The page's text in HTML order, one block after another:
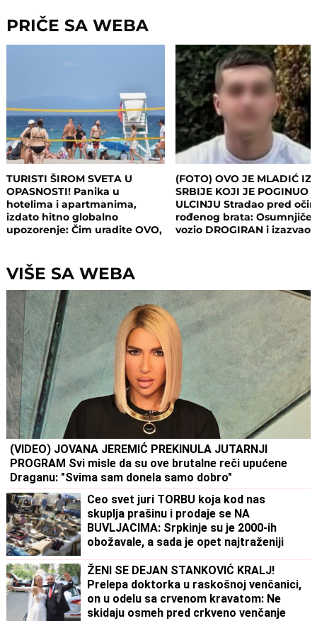
PRIČE SA WEBA
TURISTI ŠIROM SVETA U
OPASNOSTI! Panika u
hotelima i apartmanima,
izdato hitno globalno
upozorenje: Čim uradite OVO,
(FOTO) OVO JE MLADIĆ IZ
SRBIJE KOJI JE POGINUO
ULCINJU Stradao pred
rođenog brata:
vozio DROGIRAN i izazvao
VIŠE SA WEBA
(VIDEO) JOVANA JEREMIĆ PREKINULA JUTARNJI
PROGRAM Svi misle da su ove brutalne reči upućene
Draganu: "Svima sam donela samo dobro"
Ceo svet juri TORBU koja kod nas
skuplja prašinu i prodaje se NA
BUVLJACIMA: Srpkinje su je 2000-ih
obožavale, a sada je opet najtraženiji
komad!
ŽENI SE DEJAN STANKOVIĆ KRALJ!
Prelepa doktorka u raskošnoj venčanici,
on u odelu sa crvenom kravatom: Ne
skidaju osmeh pred crkveno venčanje